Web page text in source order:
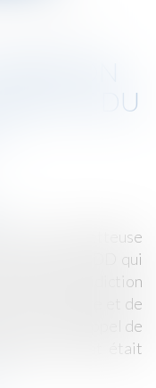
DU
une basketteuse
du CDD qui
saisit la juridiction
de la rupture et de
La cour d’appel de
contrat était